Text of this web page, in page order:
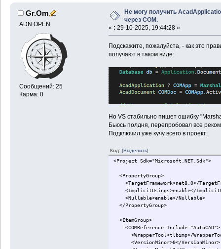
Gr.Om
ADN OPEN
Сообщений: 25
Карма: 0
Не могу получить
через COM.
« : 29-10-2025, 19:44:28 »
Подскажите, пожалуйста, - как это
получают в таком виде:
Но VS стабильно пишет ошибку
Бьюсь полдня, перепробовал все
Подключил уже кучу всего в проект:
Код: [Выделить]
<Project Sdk="Microsoft.NET.Sdk">
<PropertyGroup>
<TargetFramework>net8.0</
<ImplicitUsings>enable</
<Nullable>enable</Nullable>
</PropertyGroup>
<ItemGroup>
<COMReference Include="AutoCAD">
<WrapperTool>tlbimp</
<VersionMinor>0</VersionMinor>